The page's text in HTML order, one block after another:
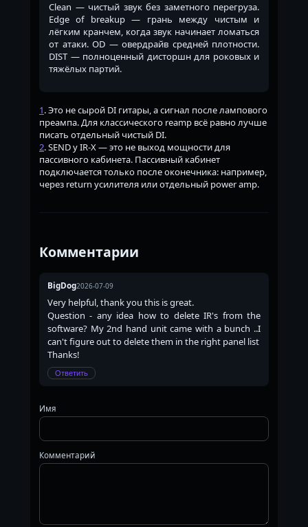
Clean — чистый звук без заметного перегруза.
Edge of breakup — грань между чистым и
лёгким кранчем, когда звук начинает ломаться
от атаки. OD — овердрайв средней плотности.
DIST — полноценный дисторшн для роковых и
тяжёлых партий.
1. Это не сырой DI гитары, а сигнал после лампового
преампа. Для классического reamp всё равно лучше
писать отдельный чистый DI.
2. SEND у IR-X — это не выход мощности для
пассивного кабинета. Пассивный кабинет
подключается только после оконечника: например,
через return усилителя или отдельный power amp.
Комментарии
BigDog2026-07-09
Very helpful, thank you this is great.
Question - any idea how to delete IR's from the
software? My 2nd hand unit came with a bunch ..I
can't figure out to delete them in the right panel list
Thanks!
Ответить
Имя
Комментарий